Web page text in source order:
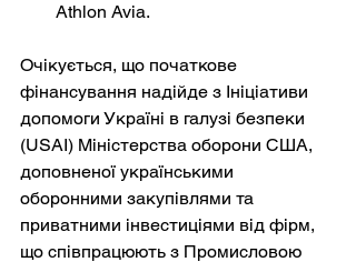
Athlon Avia.
Очікується, що початкове
фінансування надійде з Ініціативи
допомоги Україні в галузі безпеки
(USAI) Міністерства оборони США,
доповненої українськими
оборонними закупівлями та
приватними інвестиціями від фірм,
що співпрацюють з Промисловою